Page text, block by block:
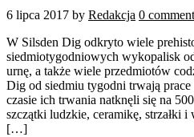
6 lipca 2017 by Redakcja 0
W Silsden Dig odkryto wiele
siedmiotygodniowych wykopalisk
urnę, a także wiele przedmiotów
Dig od siedmiu tygodni trwają
czasie ich trwania natknęli się na
szczątki ludzkie, ceramikę, strzałki
[…]